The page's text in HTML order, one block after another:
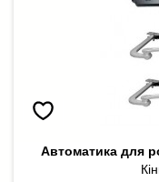
Автоматика для